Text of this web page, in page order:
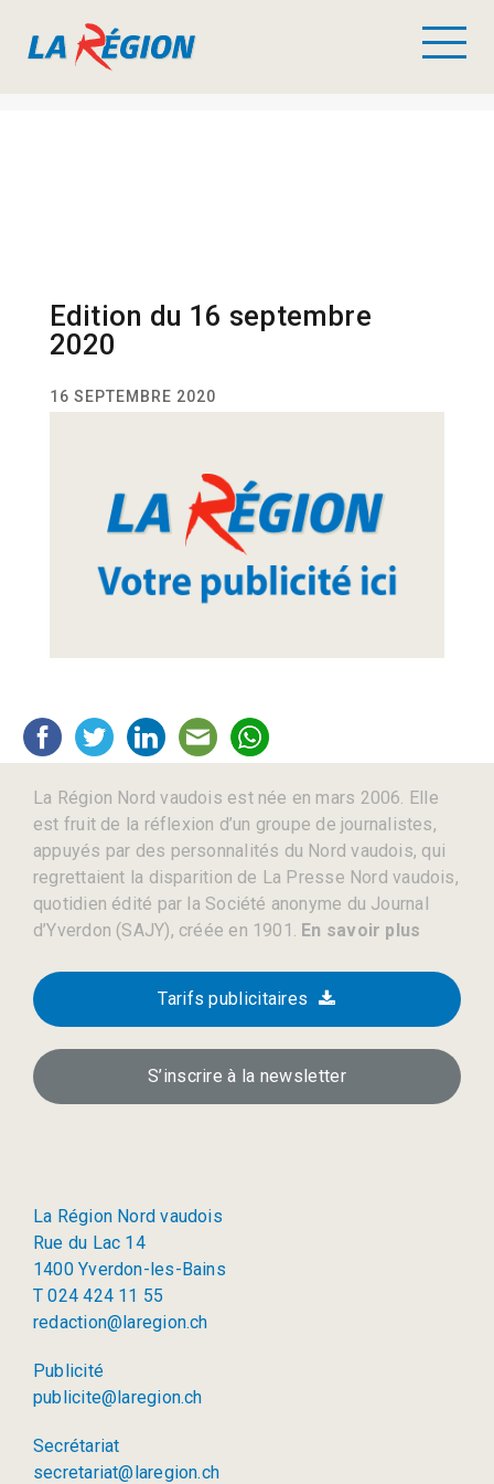
Edition du 16 septembre
2020
16 SEPTEMBRE 2020
La Région Nord vaudois est née en mars 2006. Elle
est fruit de la réflexion d’un groupe de journalistes,
appuyés par des personnalités du Nord vaudois, qui
regrettaient la disparition de La Presse Nord vaudois,
quotidien édité par la Société anonyme du Journal
d’Yverdon (SAJY), créée en 1901. En savoir plus
Tarifs publicitaires
S’inscrire à la newsletter
La Région Nord vaudois
Rue du Lac 14
1400 Yverdon-les-Bains
T 024 424 11 55
redaction@laregion.ch
Publicité
publicite@laregion.ch
Secrétariat
secretariat@laregion.ch